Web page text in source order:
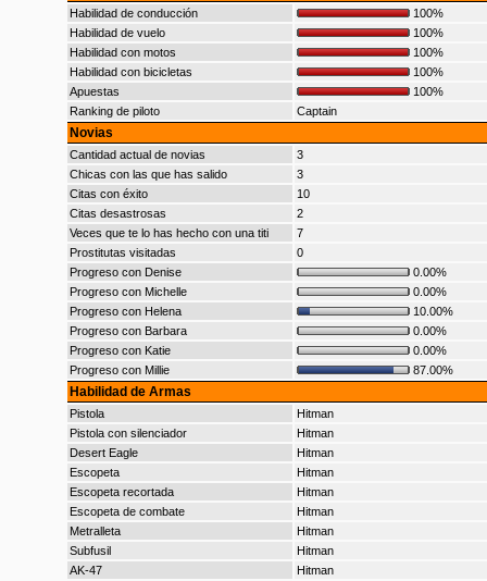
Habilidad de conducción
100%
Habilidad de vuelo
100%
Habilidad con motos
100%
Habilidad con bicicletas
100%
Apuestas
100%
Ranking de piloto
Captain
Novias
Cantidad actual de novias
3
Chicas con las que has salido
3
Citas con éxito
10
Citas desastrosas
2
Veces que te lo has hecho con una titi
7
Prostitutas visitadas
0
Progreso con Denise
0.00%
Progreso con Michelle
0.00%
Progreso con Helena
10.00%
Progreso con Barbara
0.00%
Progreso con Katie
0.00%
Progreso con Millie
87.00%
Habilidad de Armas
Pistola
Hitman
Pistola con silenciador
Hitman
Desert Eagle
Hitman
Escopeta
Hitman
Escopeta recortada
Hitman
Escopeta de combate
Hitman
Metralleta
Hitman
Subfusil
Hitman
AK-47
Hitman